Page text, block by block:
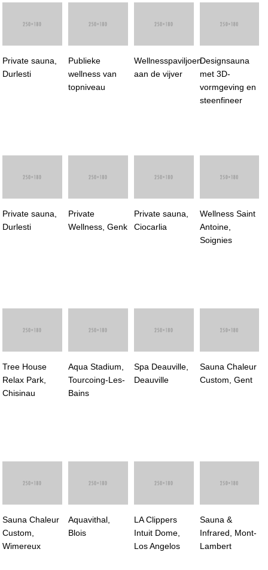
Private sauna,
Durlesti
Publieke
wellness van
topniveau
Wellnesspaviljoen
aan de vijver
Designsauna
met 3D-
vormgeving en
steenfineer
Private sauna,
Durlesti
Private
Wellness, Genk
Private sauna,
Ciocarlia
Wellness Saint
Antoine,
Soignies
Tree House
Relax Park,
Chisinau
Aqua Stadium,
Tourcoing-Les-
Bains
Spa Deauville,
Deauville
Sauna Chaleur
Custom, Gent
Sauna Chaleur
Custom,
Wimereux
Aquavithal,
Blois
LA Clippers
Intuit Dome,
Los Angelos
Sauna &
Infrared, Mont-
Lambert